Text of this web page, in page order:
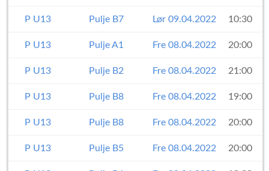
P U13 Pulje B7 Lør 09.04.2022 10:30
P U13 Pulje A1 Fre 08.04.2022 20:00
P U13 Pulje B2 Fre 08.04.2022 21:00
P U13 Pulje B8 Fre 08.04.2022 19:00
P U13 Pulje B8 Fre 08.04.2022 20:00
P U13 Pulje B5 Fre 08.04.2022 20:00